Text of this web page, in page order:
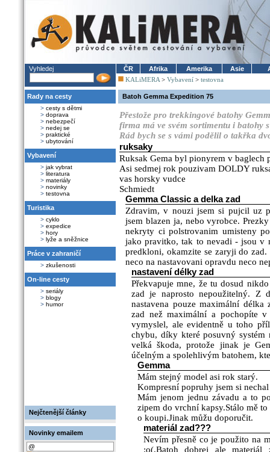
Vyhledej
Rady na cesty
> cesty s dětmi
> doprava
> nebezpečí
> nedej se
> praktické
> ubytování
Vybavení
> jak vybrat
> literatura
> materiály
> novinky
> testovna
Turistika
> cyklo
> expedice
> hory
> lyže a sněžnice
Práce v zahraničí
> zkušenosti
On-line cesty
> seriály
> blogy
> humor
Nejčtenější články
Novinky emailem
ČR Afrika Amerika Asie
KALiMERA > Vybavení > testovna
Batoh Gemma Expedition 75
Přestože pro trekkingové batohy
firma má ve svém sortimentu i batohy
Rád bych se s vámi podělil o takřka
ruksaky
Ruksak Gema byl pionyrem v baglech
Asi sedmej rok pouzivam DOLDY
vas horsky vudce
Schmiedt
Gemma Classic a delka zad
Zdravim, v nouzi jsem si pujcil uz
jsem blazen ja, nebo vyrobce.
nekryty ci polstrovanim umisteny
jako pravitko, tak to nevadi - jsou v
predkloni, okamzite se zaryji do
neco na nastavovani opravdu neco
nastavení délky zad
Překvapuje mne, že tu dosud
zad je naprosto nepoužitelný. Z
nastavena pouze maximální
zad než maximální a pochopíte
vymyslel, ale evidentně u toho
chybu, díky které posuvný systém
velká škoda, protože jinak je
účelným a spolehlivým batohem,
Gemma
Mám stejný model asi rok starý.
Kompresní popruhy jsem si
Mám jenom jednu závadu a to
zipem do vrchní kapsy.Stálo mě
o koupi.Jinak můžu doporučit.
materiál zad???
Nevím přesně co je použito na
:o(.Batoh dobrej ale